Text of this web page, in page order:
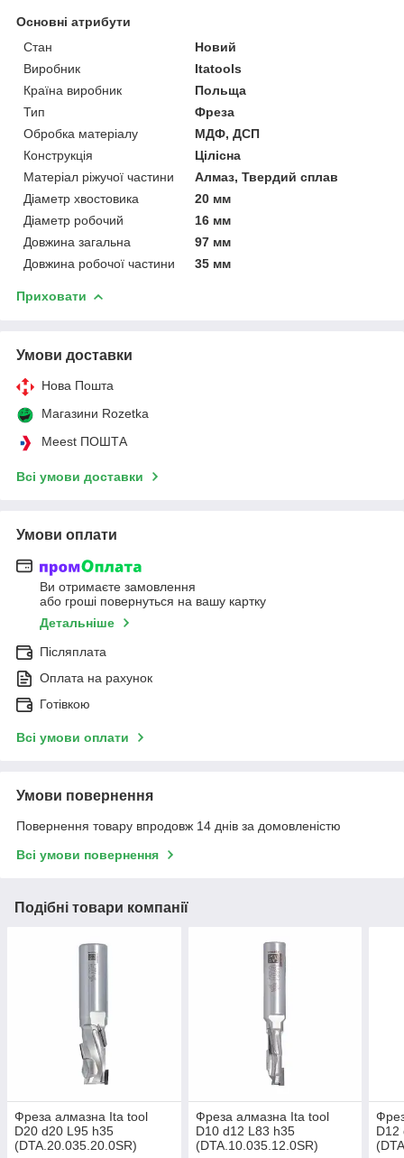
Основні атрибути
Стан
Новий
Виробник
Itatools
Країна виробник
Польща
Тип
Фреза
Обробка матеріалу
МДФ, ДСП
Конструкція
Цілісна
Матеріал ріжучої частини
Алмаз, Твердий сплав
Діаметр хвостовика
20 мм
Діаметр робочий
16 мм
Довжина загальна
97 мм
Довжина робочої частини
35 мм
Приховати
Умови доставки
Нова Пошта
Магазини Rozetka
Meest ПОШТА
Всі умови доставки
Умови оплати
Ви отримаєте замовлення
або гроші повернуться на вашу картку
Детальніше
Післяплата
Оплата на рахунок
Готівкою
Всі умови оплати
Умови повернення
Повернення товару впродовж 14 днів за домовленістю
Всі умови повернення
Подібні товари компанії
Фреза алмазна Ita tool
D20 d20 L95 h35
(DTA.20.035.20.0SR)
Фреза алмазна Ita tool
D10 d12 L83 h35
(DTA.10.035.12.0SR)
D12